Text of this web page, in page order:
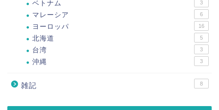
ベトナム 3
マレーシア 6
ヨーロッパ 16
北海道 5
台湾 3
沖縄 3
雑記 8